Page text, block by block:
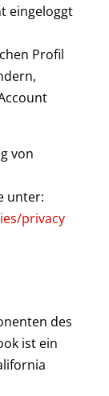
eingeloggt
Profil
von
unter:
privacy
des
ist ein